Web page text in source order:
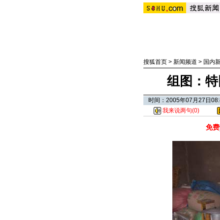
搜狐首页> 新闻频道 > 国内
组图：
时间：2005年07月27日
我来说两句(0)
免费